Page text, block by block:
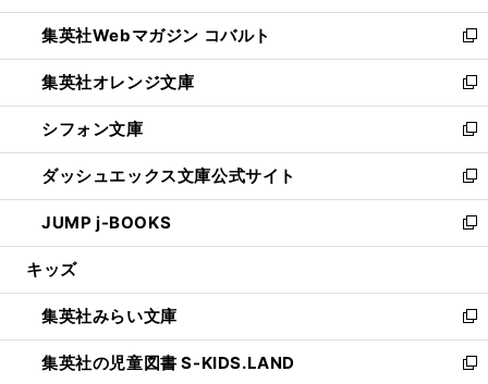
開
く
ウ
で
開
く
ン
ド
ウ
で
開
く
ウ
ィ
ン
ド
ウ
で
開
く
集英社Webマガジン コバルト
新
し
い
ウ
ィ
ン
ド
ウ
で
開
集英社オレンジ文庫
新
し
い
ウ
ィ
ン
ド
ウ
開
く
シフォン文庫
新
し
い
ウ
ィ
ン
ウ
で
開
く
ダッシュエックス文庫公式サイト
新
し
い
ウ
ン
ド
ウ
で
JUMP j-BOOKS
新
し
ウ
ィ
ン
ド
キッズ
集英社みらい文庫
新
し
い
集英社の児童図書 S-KIDS.LAND
新